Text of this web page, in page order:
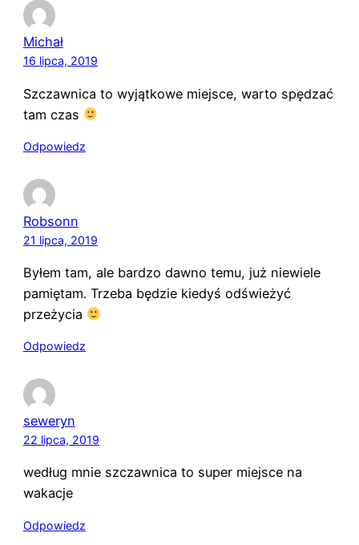
Michał
16 lipca, 2019
Szczawnica to wyjątkowe miejsce, warto spędzać
tam czas
Odpowiedz
Robsonn
21 lipca, 2019
Byłem tam, ale bardzo dawno temu, już niewiele
pamiętam. Trzeba będzie kiedyś odświeżyć
przeżycia
Odpowiedz
seweryn
22 lipca, 2019
według mnie szczawnica to super miejsce na
wakacje
Odpowiedz